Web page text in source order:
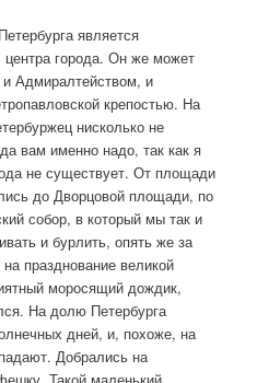
является
центра города. Он же может
Адмиралтейством, и
крепостью. На
нисколько не
вам именно надо, так как я
не существует. От площади
до Дворцовой площади, по
собор, в который мы так и
и бурлить, опять же за
празднование великой
моросящий дождик,
На долю Петербурга
дней, и, похоже, на
Добрались на